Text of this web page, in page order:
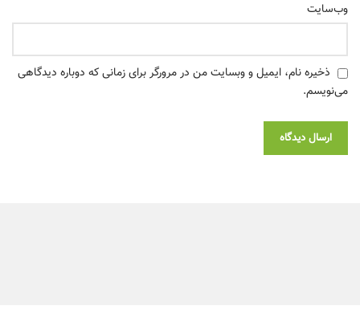
وب‌سایت
ذخیره نام، ایمیل و وبسایت من در مرورگر برای زمانی که دوباره دیدگاهی
می‌نویسم.